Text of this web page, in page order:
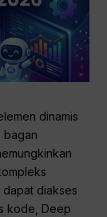
dinamis
bagan
dapat diakses
kode, Deep